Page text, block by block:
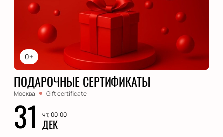
0+
ПОДАРОЧНЫЕ СЕРТИФИКАТЫ
Москва Gift certificate
31 чт, 00:00
ДЕК